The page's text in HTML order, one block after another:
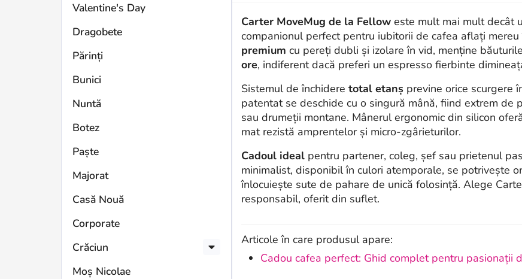
Valentine's Day
Dragobete
Părinți
Bunici
Nuntă
Botez
Paște
Majorat
Casă Nouă
Corporate
Crăciun
Moș Nicolae
Carter MoveMug de la Fellow este mult mai mult decât
companionul perfect pentru iubitorii de cafea aflați mereu
premium cu pereți dubli și izolare în vid, menține
ore, indiferent dacă preferi un espresso fierbinte
Sistemul de închidere total etanș previne orice scurgere
patentat se deschide cu o singură mână, fiind extrem de
sau drumeții montane. Mânerul ergonomic din silicon
mat rezistă amprentelor și micro-zgârieturilor.
Cadoul ideal pentru partener, coleg, șef sau prietenul
minimalist, disponibil în culori atemporale, se potrivește
înlocuiește sute de pahare de unică folosință. Alege
responsabil, oferit din suflet.
Articole în care produsul apare:
Cadou cafea perfect: Ghid complet pentru pasionații